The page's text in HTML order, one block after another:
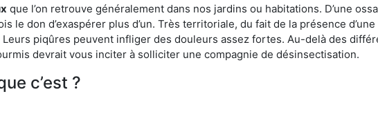
que l’on retrouve généralement dans nos jardins ou habitations. D’une
le don d’exaspérer plus d’un. Très territoriale, du fait de la présence
piqûres peuvent infliger des douleurs assez fortes. Au-delà des
devrait vous inciter à solliciter une compagnie de désinsectisation.
c’est ?